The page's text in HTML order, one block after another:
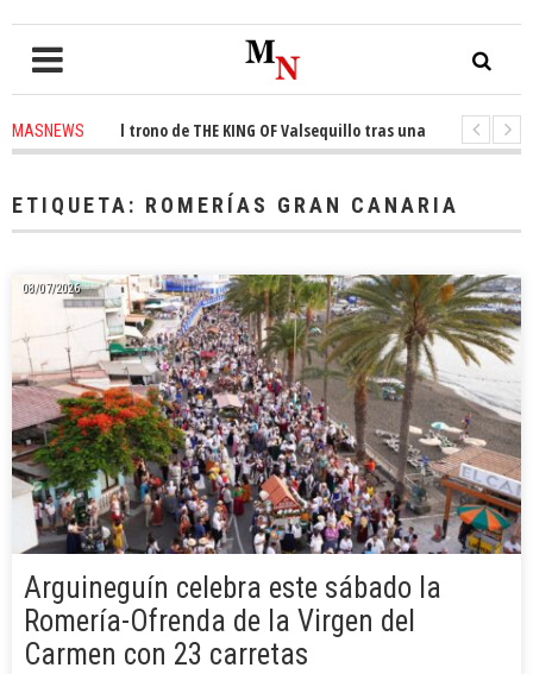
MASNEWSel trono de THE KING OF Valsequillo tras una jornada de
ETIQUETA: ROMERÍAS GRAN CANARIA
08/07/2026
Arguineguín celebra este sábado la
Romería-Ofrenda de la Virgen del
Carmen con 23 carretas